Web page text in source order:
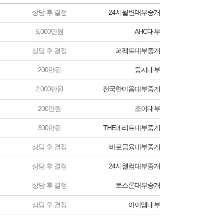
상담 후 결정 24시월변대부중개
5,000만원 AHC대부
상담 후 결정 퍼팩트대부중개
200만원 둥지대부
2,000만원 전국한마음대부중개
200만원 조이대부
300만원 THE메리트대부중개
상담 후 결정 바로금융대부중개
상담 후 결정 24시웰컴대부중개
상담 후 결정 토스론대부중개
상담 후 결정 아이엠대부